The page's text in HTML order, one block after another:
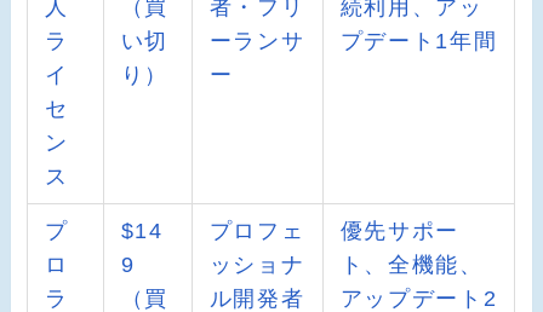
人
ラ
イ
セ
ン
ス
（買
い切
り）
者・フリ
ーランサ
ー
続利用、アッ
プデート1年間
プ
ロ
ラ
$14
9
（買
プロフェ
ッショナ
ル開発者
優先サポー
ト、全機能、
アップデート2